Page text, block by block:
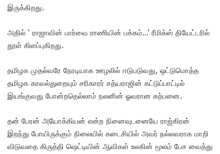
இருக்கிறது.
அதில் ‘ ராஜாவின் பார்வை ராணியின் பக்கம்…’ ரீமிக்ஸ் தியேட்டரில்
தூள் கிளப்புகிறது.
தமிழக முதல்வரே நேரடியாக ஊழலில் ஈடுபடுவது, ஒட்டுமொத்த
தமிழக காவல்துறையும் சரிகாரர் சத்யராஜின் கட்டுப்பாட்டில்
இயங்குவது போன்றதெல்லாம் நலனின் ஓவரான கற்பனை.
தன் பேரன் அயோக்கியன் என்ற நினைவுடனையே ராஜ்கிரன்
இறந்து போயிருக்கும் நிலையில் கடைசியில் அவர் நல்லவராக மாறி
விடுவதை கிருத்தி ஷெட்டியின் ஆவிகள் உலகின் மூலம் பேச வைத்து